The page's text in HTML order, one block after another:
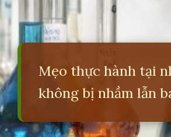
Mẹo thực hành tại
không bị nhầm lẫn